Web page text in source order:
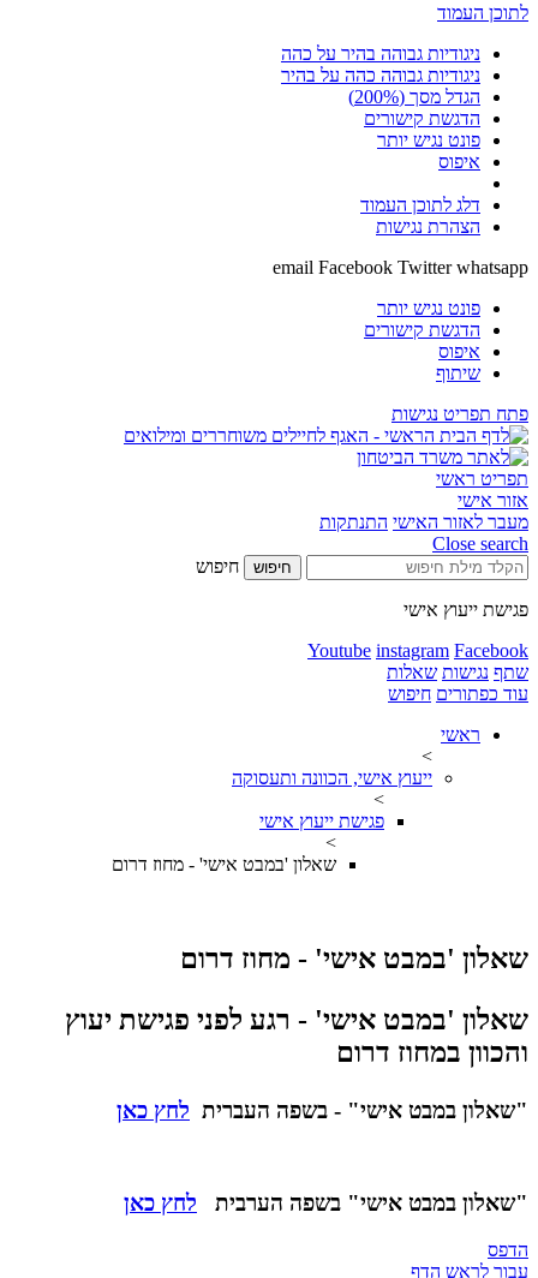
לתוכן העמוד
ניגודיות גבוהה בהיר על כהה
ניגודיות גבוהה כהה על בהיר
הגדל מסך (200%)
הדגשת קישורים
פונט נגיש יותר
איפוס
דלג לתוכן העמוד
הצהרת נגישות
email Facebook Twitter whatsapp
פונט נגיש יותר
הדגשת קישורים
איפוס
שיתוף
פתח תפריט נגישות
תפריט ראשי
אזור אישי
מעבר לאזור האישי התנתקות
Close search
חיפוש חיפוש
פגישת ייעוץ אישי
Youtube instagram Facebook
שתף נגישות שאלות
עוד כפתורים חיפוש
ראשי
>
ייעוץ אישי, הכוונה ותעסוקה
>
פגישת ייעוץ אישי
>
שאלון 'במבט אישי' - מחוז דרום
שאלון 'במבט אישי' - מחוז דרום
שאלון 'במבט אישי' - רגע לפני פגישת יעוץ
והכוון במחוז דרום ​
"שאלון במבט אישי" - בשפה העברית לחץ כאן
"שאלון במבט אישי" בשפה הערבית לחץ כאן
הדפס
עבור לראש הדף